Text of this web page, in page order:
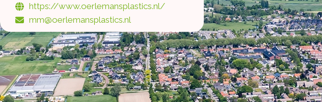
https://www.oerlemansplastics.nl/
mm@oerlemansplastics.nl